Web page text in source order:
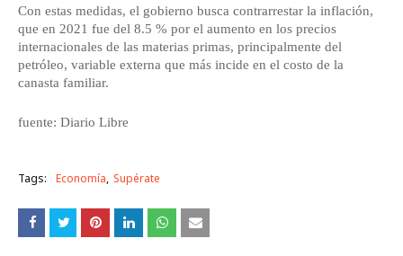
Con estas medidas, el gobierno busca contrarrestar la inflación,
que en 2021 fue del 8.5 % por el aumento en los precios
internacionales de las materias primas, principalmente del
petróleo, variable externa que más incide en el costo de la
canasta familiar.
fuente: Diario Libre
Tags: Economía Supérate